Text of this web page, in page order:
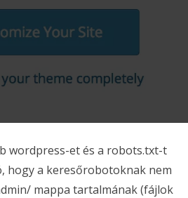
wordpress-et és a robots.txt-t
hogy a keresőrobotoknak nem
mappa tartalmának (fájlok